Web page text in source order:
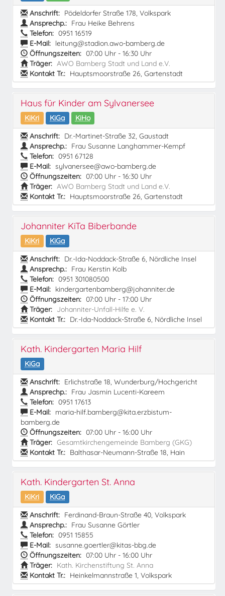
Anschrift: Pödeldorfer Straße 178, Volkspark
Ansprechp.: Frau Heike Behrens
Telefon: 0951 16519
E-Mail: leitung@stadion.awo-bamberg.de
Öffnungszeiten: 07:00 Uhr - 16:30 Uhr
Träger: AWO Bamberg Stadt und Land e.V.
Kontakt Tr.: Hauptsmoorstraße 26, Gartenstadt
Haus für Kinder am Sylvanersee
KiKri KiGa
KiHo
Anschrift: Dr.-Martinet-Straße 32, Gaustadt
Ansprechp.: Frau Susanne Langhammer-Kempf
Telefon: 0951 67128
E-Mail: sylvanersee@awo-bamberg.de
Öffnungszeiten: 07:00 Uhr - 16:30 Uhr
Träger: AWO Bamberg Stadt und Land e.V.
Kontakt Tr.: Hauptsmoorstraße 26, Gartenstadt
Johanniter KiTa Biberbande
KiKri
KiGa
Anschrift: Dr.-Ida-Noddack-Straße 6, Nördliche Insel
Ansprechp.: Frau Kerstin Kolb
Telefon: 0951 301080500
E-Mail: kindergartenbamberg@johanniter.de
Öffnungszeiten: 07:00 Uhr - 17:00 Uhr
Träger: Johanniter-Unfall-Hilfe e. V.
Kontakt Tr.: Dr.-Ida-Noddack-Straße 6, Nördliche Insel
Kath. Kindergarten Maria Hilf
KiGa
Anschrift: Erlichstraße 18, Wunderburg/Hochgericht
Ansprechp.: Frau Jasmin Lucenti-Kareem
Telefon: 0951 17613
E-Mail: maria-hilf.bamberg@kita.erzbistum-
bamberg.de
Öffnungszeiten: 07:00 Uhr - 16:00 Uhr
Träger: Gesamtkirchengemeinde Bamberg (GKG)
Kontakt Tr.: Balthasar-Neumann-Straße 18, Hain
Kath. Kindergarten St. Anna
KiKri
KiGa
Anschrift: Ferdinand-Braun-Straße 40, Volkspark
Ansprechp.: Frau Susanne Görtler
Telefon: 0951 15855
E-Mail: susanne.goertler@kitas-bbg.de
Öffnungszeiten: 07:00 Uhr - 16:00 Uhr
Träger: Kath. Kirchenstiftung St. Anna
Kontakt Tr.: Heinkelmannstraße 1, Volkspark